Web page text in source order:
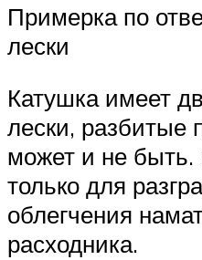
Примерка по
лески
Катушка имеет
лески, разбитые
может и не
только для
облегчения
расходника.